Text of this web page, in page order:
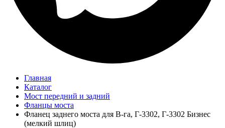
Главная
Каталог
Мост передний и задний
Фланцы моста
Фланец заднего моста для В-га, Г-3302, Г-3302 Бизнес
(мелкий шлиц)